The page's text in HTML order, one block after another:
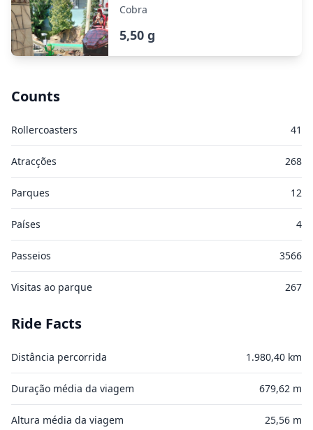
Cobra
5,50 g
Counts
Rollercoasters 41
Atracções 268
Parques 12
Países 4
Passeios 3566
Visitas ao parque 267
Ride Facts
Distância percorrida 1.980,40 km
Duração média da viagem 679,62 m
Altura média da viagem 25,56 m